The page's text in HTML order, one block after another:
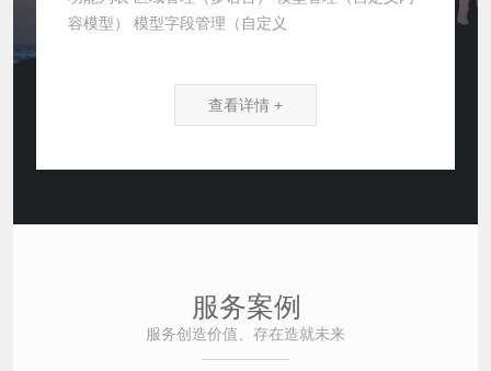
容模型） 模型字段管理（自定义
查看详情 +
服务案例
服务创造价值、存在造就未来